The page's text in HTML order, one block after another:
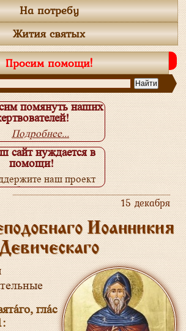
На потребу
Жития святых
Просим помощи!
помянуть наших
Подробнее...
сайт нуждается в
помощи!
наш проект
15 декабря
Иоанникия
гла́с